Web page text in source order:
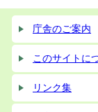
庁舎のご案内
このサイトに
リンク集